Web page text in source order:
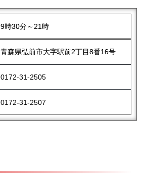
9時30分～21時
青森県弘前市大字駅前2丁目8番16号
0172-31-2505
0172-31-2507